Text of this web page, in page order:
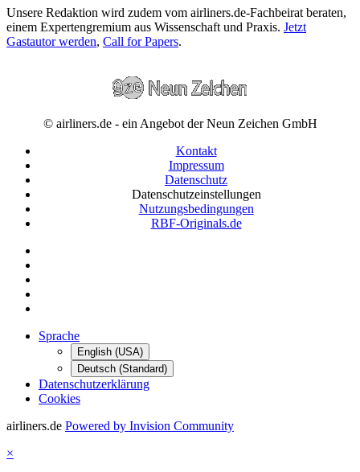
Unsere Redaktion wird zudem vom airliners.de-Fachbeirat beraten,
einem Expertengremium aus Wissenschaft und Praxis. Jetzt
Gastautor werden, Call for Papers.
© airliners.de - ein Angebot der Neun Zeichen GmbH
Kontakt
Impressum
Datenschutz
Datenschutzeinstellungen
Nutzungsbedingungen
RBF-Originals.de
Sprache
English (USA)
Deutsch (Standard)
Datenschutzerklärung
Cookies
airliners.de Powered by Invision Community
×